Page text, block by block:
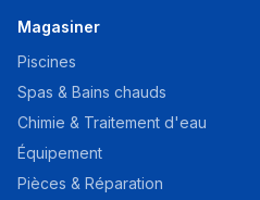
Magasiner
Piscines
Spas & Bains chauds
Chimie & Traitement d'eau
Équipement
Pièces & Réparation